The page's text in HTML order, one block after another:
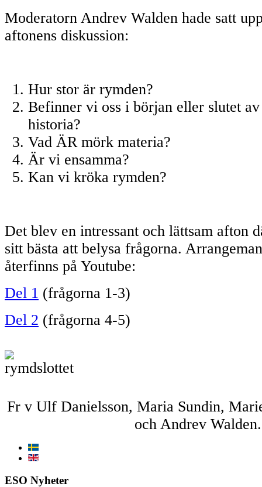
Moderatorn Andrev Walden hade satt
aftonens diskussion:
Hur stor är rymden?
Befinner vi oss i början eller slutet
historia?
Vad ÄR mörk materia?
Är vi ensamma?
Kan vi kröka rymden?
Det blev en intressant och lättsam afton
sitt bästa att belysa frågorna.
återfinns på Youtube:
Del 1 (frågorna 1-3)
Del 2 (frågorna 4-5)
Fr v Ulf Danielsson, Maria Sundin,
och Andrev Walden.
ESO Nyheter